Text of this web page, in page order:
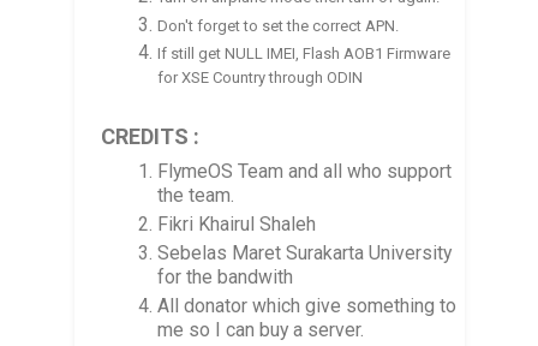
Don't forget to set the correct APN.
If still get NULL IMEI, Flash AOB1 Firmware
for XSE Country through ODIN
CREDITS :
FlymeOS Team and all who support
the team.
Fikri Khairul Shaleh
Sebelas Maret Surakarta University
for the bandwith
All donator which give something to
me so I can buy a server.